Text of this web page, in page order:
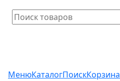
МенюКаталогПоискКорзина